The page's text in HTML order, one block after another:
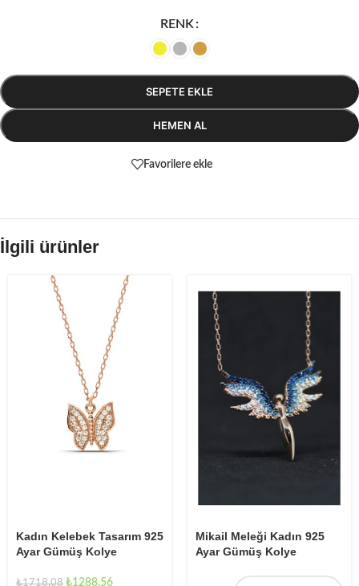
RENK
SEPETE EKLE
HEMEN AL
Favorilere ekle
İlgili ürünler
Kadın Kelebek Tasarım 925
Ayar Gümüş Kolye
₺1718.08 ₺1288.56
Mikail Meleği Kadın 925
Ayar Gümüş Kolye